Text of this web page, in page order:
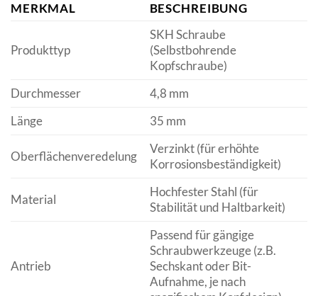
MERKMAL BESCHREIBUNG
Produkttyp
SKH Schraube
(Selbstbohrende
Kopfschraube)
Durchmesser
4,8 mm
Länge
35 mm
Oberflächenveredelung
Verzinkt (für erhöhte
Korrosionsbeständigkeit)
Material
Hochfester Stahl (für
Stabilität und Haltbarkeit)
Antrieb
Passend für gängige
Schraubwerkzeuge (z.B.
Sechskant oder Bit-
Aufnahme, je nach